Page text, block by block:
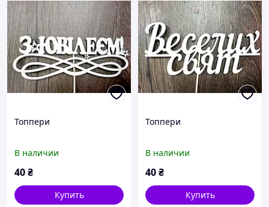
Топпери
В наличии
40₴
Купить
Топпери
В наличии
40₴
Купить